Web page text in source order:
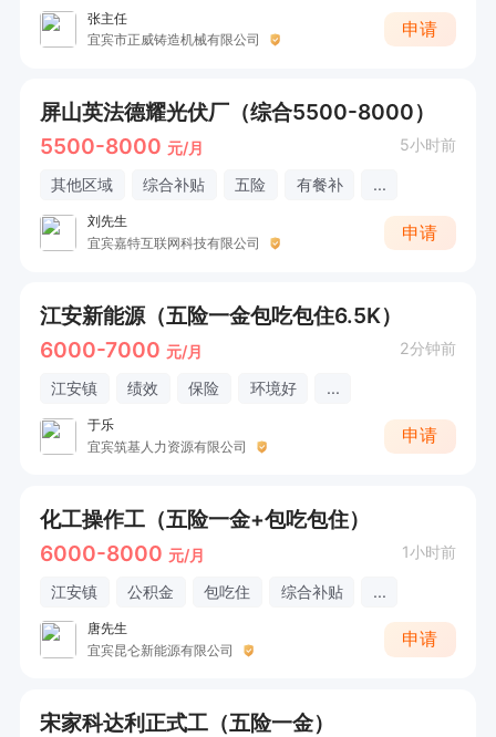
张主任
宜宾市正威铸造机械有限公司
申请
屏山英法德耀光伏厂（综合5500-8000）
5500-8000 元/月 5小时前
其他区域 综合补贴 五险 有餐补 ...
刘先生
宜宾嘉特互联网科技有限公司
申请
江安新能源（五险一金包吃包住6.5K）
6000-7000 元/月 2分钟前
江安镇 绩效 保险 环境好 ...
于乐
宜宾筑基人力资源有限公司
申请
化工操作工（五险一金+包吃包住）
6000-8000 元/月 1小时前
江安镇 公积金 包吃住 综合补贴 ...
唐先生
宜宾昆仑新能源有限公司
申请
宋家科达利正式工（五险一金）